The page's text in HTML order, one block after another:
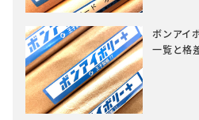
ボンアイ
一覧と格